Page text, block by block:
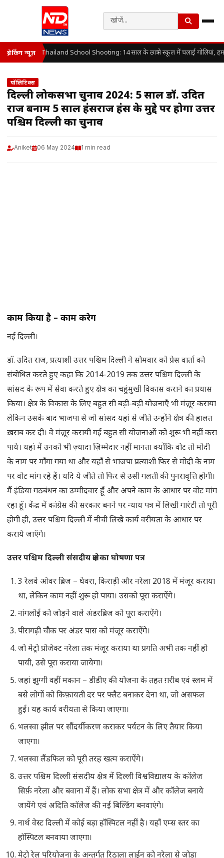
ब्रेकिंग न्यूज़ Thailand School Shooting: 14 साल के छात्र ने स्कूल में चलाई गोलियां,
पॉलिटिक्स
दिल्ली लोकसभा चुनाव 2024: 5 साल डॉ. उदित
राज बनाम 5 साल हंसराज हंस के मुद्दे पर होगा उत्तर
पश्चिम दिल्ली का चुनाव
Aniket 06 May 2024 1 min read
काम किया है – काम करेगें
नई दिल्ली।
डॉ. उदित राज, प्रत्याशी उत्तर पश्चिम दिल्ली ने सोमवार को प्रेस वार्ता को
संबोधित करते हुए कहा कि 2014-2019 तक उत्तर पश्चिम दिल्ली के
सांसद के रूप में सेवा करते हुए क्षेत्र का चहुंमुखी विकास कराने का प्रयास
किया। क्षेत्र के विकास के लिए बहुत सी बड़ी-बड़ी योजनाएँ भी मंज़ूर कराया
लेकिन उसके बाद भाजपा से जो सांसद यहां से जीते उन्होंने क्षेत्र की हालत
ख़राब कर दी। वे मंज़ूर करायी गई बहुत सी योजनाओं को शुरू भी नहीं करा
पाये। यहां मैं उनको भी ज़्यादा ज़िम्मेदार नहीं मानता क्योंकि वोट तो मोदी
के नाम पर माँगा गया था और यहाँ से भाजपा प्रत्याशी फिर से मोदी के नाम
पर वोट मांग रहे हैं। यदि ये जीते तो फिर से उसी गलती की पुनरावृत्ति होगी।
मैं इंडिया गठबंधन का उम्मीदवार हूँ और अपने काम के आधार पर वोट मांग
रहा हूँ। केंद्र में कांग्रेस की सरकार बनने पर न्याय पत्र में लिखी गारंटी तो पूरी
होगी ही, उत्तर पश्चिम दिल्ली में नीची लिखे कार्य वरीयता के आधार पर
कराये जाएँगे।
उत्तर पश्चिम दिल्ली संसदीय क्षेत्र का घोषणा पत्र
3 रेलवे ओवर ब्रिज – घेवरा, किराड़ी और नरेला 2018 में मंजूर कराया
था, लेकिन काम नहीं शुरू हो पाया। उसको पूरा कराऐंगे।
नांगलोई को जोड़ने वाले अंडरब्रिज को पूरा कराऐंगे।
पीरागढ़ी चौक पर अंडर पास को मंजूर कराऐंगे।
जो मेट्रो प्रोजेक्ट नरेला तक मंजूर कराया था प्रगति अभी तक नहीं हो
पायी, उसे पूरा कराया जायेगा।
जहां झुग्गी वहीं मकान – डीडीए की योजना के तहत ग़रीब एवं स्लम में
बसे लोगों को किफ़ायती दर पर फ्लैट बनाकर देना था, जो असफल
हुई। यह कार्य वरीयता से किया जाएगा।
भलस्वा झील पर सौंदर्यीकरण कराकर पर्यटन के लिए तैयार किया
जाएगा।
भलस्वा लैंडफिल को पूरी तरह खत्म कराऐंगे।
उत्तर पश्चिम दिल्ली संसदीय क्षेत्र में दिल्ली विश्वविद्यालय के कॉलेज
सिर्फ़ नरेला और बवाना में हैं। लोक सभा क्षेत्र में और कॉलेज बनाये
जायेंगे एवं अदिति कॉलेज की नई बिल्डिंग बनवाएंगे।
नार्थ वेस्ट दिल्ली में कोई बड़ा हॉस्पिटल नहीं है। यहाँ एम्स स्तर का
हॉस्पिटल बनवाया जाएगा।